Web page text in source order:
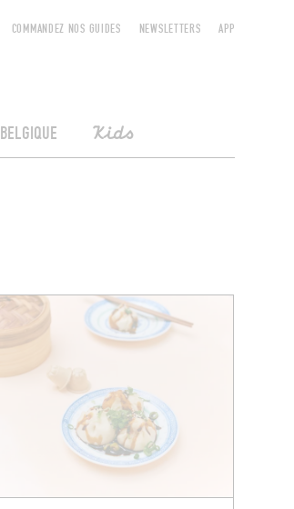
BELGIQUE Kids
COMMANDEZ NOS GUIDES NEWSLETTERS APP